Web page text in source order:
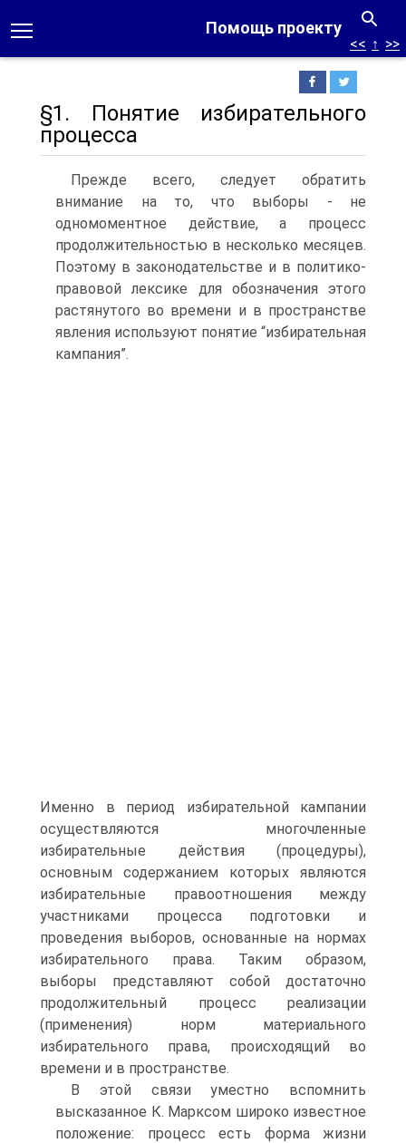
Помощь проекту
<< ↑ >>
§1. Понятие избирательного
процесса
Прежде всего, следует обратить
внимание на то, что выборы - не
одномоментное действие, а процесс
продолжительностью в несколько месяцев.
Поэтому в законодательстве и в политико-
правовой лексике для обозначения этого
растянутого во времени и в пространстве
явления используют понятие “избирательная
кампания”.
Именно в период избирательной кампании
осуществляются многочленные
избирательные действия (процедуры),
основным содержанием которых являются
избирательные правоотношения между
участниками процесса подготовки и
проведения выборов, основанные на нормах
избирательного права. Таким образом,
выборы представляют собой достаточно
продолжительный процесс реализации
(применения) норм материального
избирательного права, происходящий во
времени и в пространстве.
В этой связи уместно вспомнить
высказанное К. Марксом широко известное
положение: процесс есть форма жизни